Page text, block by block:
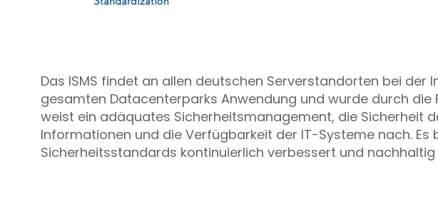
Das ISMS findet an allen deutschen Serverstandorten bei der
gesamten Datacenterparks Anwendung und wurde durch die
weist ein adäquates Sicherheitsmanagement, die Sicherheit
Informationen und die Verfügbarkeit der IT-Systeme nach.
Sicherheitsstandards kontinuierlich verbessert und